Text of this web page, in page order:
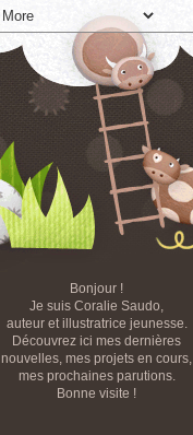
Bonjour !
Je suis Coralie Saudo,
auteur et illustratrice jeunesse.
Découvrez ici mes dernières
nouvelles, mes projets en cours,
mes prochaines parutions.
Bonne visite !